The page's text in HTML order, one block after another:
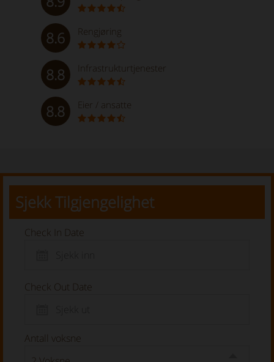
8.6 Rengjøring
8.8 Infrastrukturtjenester
8.8 Eier / ansatte
Sjekk Tilgjengelighet
Check In Date
Check Out Date
Antall voksne